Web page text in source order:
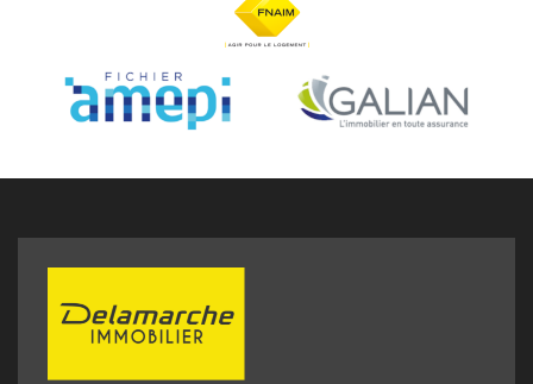
Nos agences